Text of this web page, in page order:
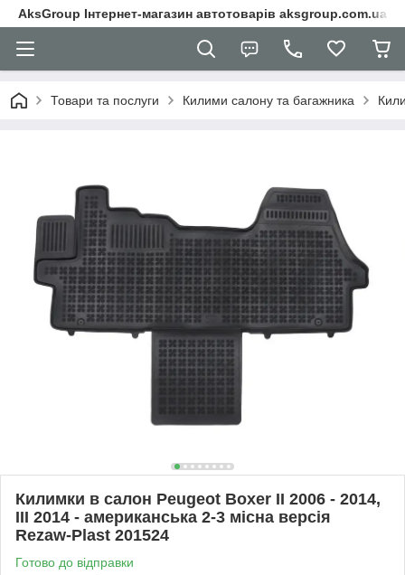
AksGroup Інтернет-магазин автотоварів aksgroup.com.ua
Товари та послуги Килими салону та багажника
Килимки в салон Peugeot Boxer II 2006 - 2014,
III 2014 - американська 2-3 місна версія
Rezaw-Plast 201524
Готово до відправки